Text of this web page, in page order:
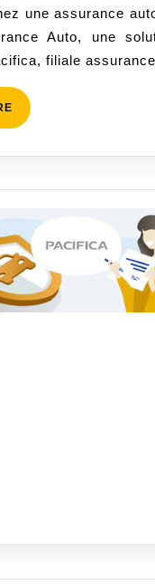
avec
Pacifica
2025une assurance
Auto, une
filiale assurance
READ
MORE